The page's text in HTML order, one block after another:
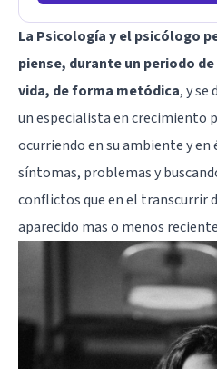
La Psicología y el psicólogo
piense, durante un periodo
vida, de forma metódica, y se
un especialista en crecimiento
ocurriendo en su ambiente y
síntomas, problemas y
conflictos que en el transcurrir
aparecido mas o menos